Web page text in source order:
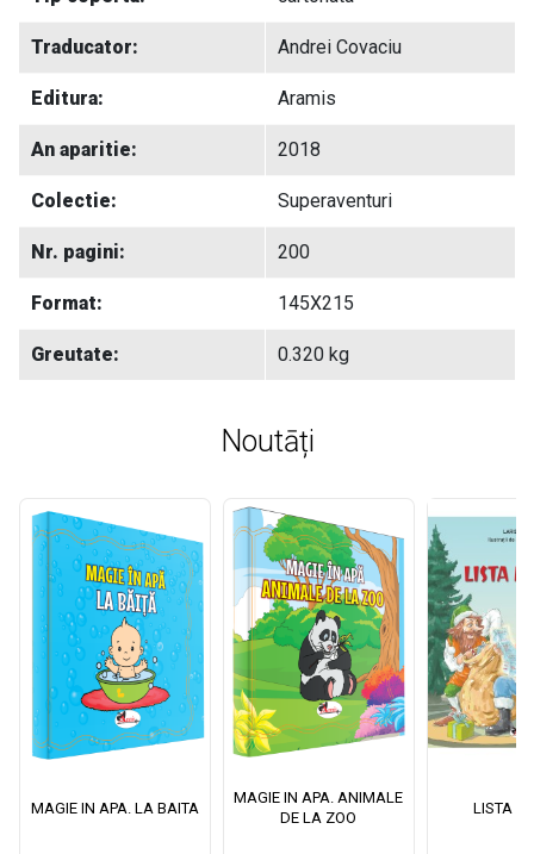
Traducator: Andrei Covaciu
Editura: Aramis
An aparitie: 2018
Colectie: Superaventuri
Nr. pagini: 200
Format: 145X215
Greutate: 0.320 kg
Noutāți
MAGIE IN APA. LA BAITA
MAGIE IN APA. ANIMALE
DE LA ZOO
LISTA